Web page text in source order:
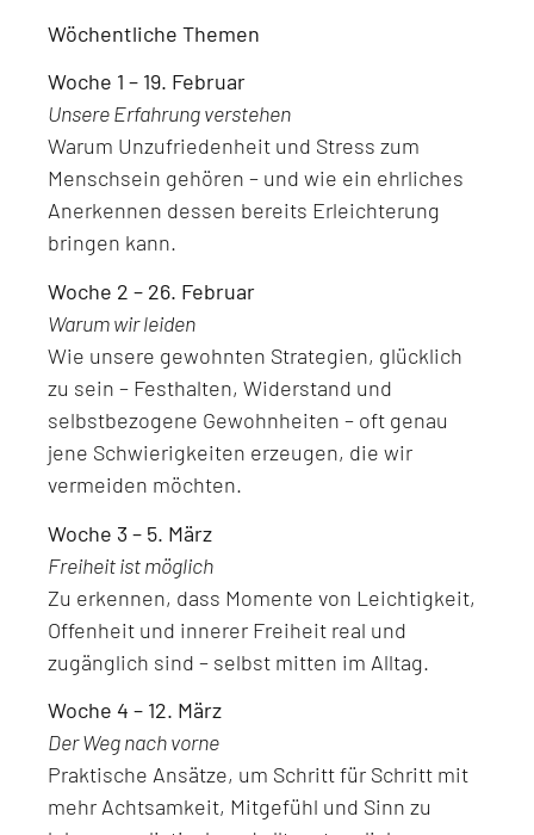
Wöchentliche Themen
Woche 1 – 19. Februar
Unsere Erfahrung verstehen
Warum Unzufriedenheit und Stress zum
Menschsein gehören – und wie ein ehrliches
Anerkennen dessen bereits Erleichterung
bringen kann.
Woche 2 – 26. Februar
Warum wir leiden
Wie unsere gewohnten Strategien, glücklich
zu sein – Festhalten, Widerstand und
selbstbezogene Gewohnheiten – oft genau
jene Schwierigkeiten erzeugen, die wir
vermeiden möchten.
Woche 3 – 5. März
Freiheit ist möglich
Zu erkennen, dass Momente von Leichtigkeit,
Offenheit und innerer Freiheit real und
zugänglich sind – selbst mitten im Alltag.
Woche 4 – 12. März
Der Weg nach vorne
Praktische Ansätze, um Schritt für Schritt mit
mehr Achtsamkeit, Mitgefühl und Sinn zu